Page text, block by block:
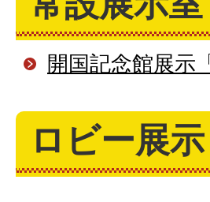
開国記念館展示
ロビー展示